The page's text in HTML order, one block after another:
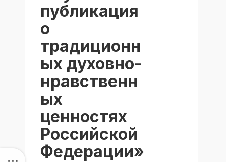
публикация
о
традиционн
ых духовно-
нравственн
ых
ценностях
Российской
Федерации»